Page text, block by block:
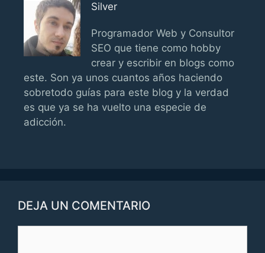
Silver
Programador Web y Consultor
SEO que tiene como hobby
crear y escribir en blogs como
este. Son ya unos cuantos años haciendo
sobretodo guías para este blog y la verdad
es que ya se ha vuelto una especie de
adicción.
DEJA UN COMENTARIO